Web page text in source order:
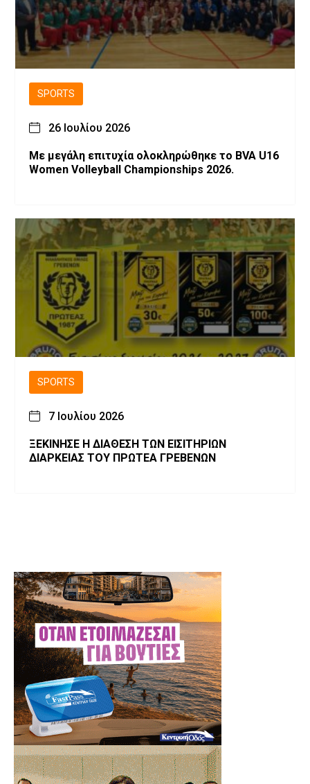
SPORTS
26 Ιουλίου 2026
Με μεγάλη επιτυχία ολοκληρώθηκε το BVA U16
Women Volleyball Championships 2026.
SPORTS
7 Ιουλίου 2026
ΞΕΚΙΝΗΣΕ Η ΔΙΑΘΕΣΗ ΤΩΝ ΕΙΣΙΤΗΡΙΩΝ
ΔΙΑΡΚΕΙΑΣ ΤΟΥ ΠΡΩΤΕΑ ΓΡΕΒΕΝΩΝ